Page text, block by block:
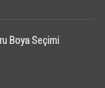
Boya Seçimi